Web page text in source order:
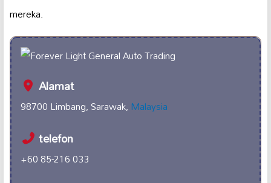
mereka.
Alamat
98700 Limbang, Sarawak,Malaysia
telefon
+60 85-216 033